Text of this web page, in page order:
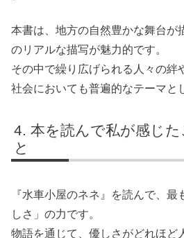
本書は、地方の自然豊かな舞台が
のリアルな描写が魅力的です。
その中で繰り広げられる人々の絆
社会においても普遍的なテーマと
本を読んで私が感じた
と
『水車小屋のネネ』を読んで、
しさ」の力です。
物語を通じて、優しさがどれほど